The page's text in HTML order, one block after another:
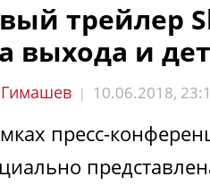
трейлер
выхода и
| 10.06.2018,
пресс-